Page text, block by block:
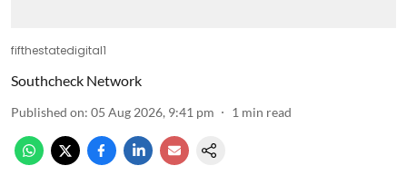
fifthestatedigital1
Southcheck Network
Published on: 05 Aug 2026, 9:41 pm 1 min read